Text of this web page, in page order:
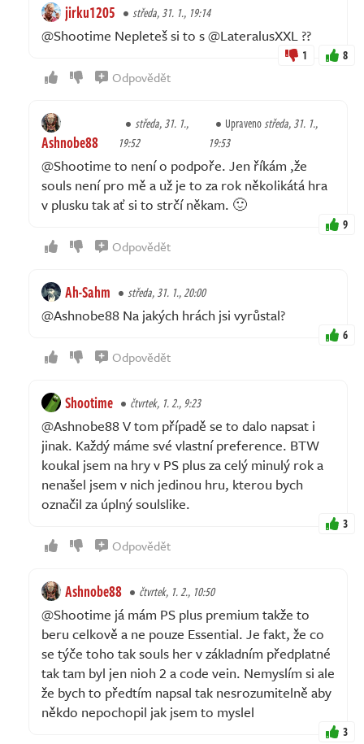
jirku1205 středa, 31. 1., 19:14
@Shootime Nepleteš si to s @LateralusXXL ??
1 8
Odpovědět
Ashnobe88
středa, 31. 1.,
19:52
Upravenostředa, 31. 1.,
19:53
@Shootime to není o podpoře. Jen říkám ,že
souls není pro mě a už je to za rok několikátá hra
v plusku tak ať si to strčí někam. 🙂
9
Odpovědět
Ah-Sahm středa, 31. 1., 20:00
@Ashnobe88 Na jakých hrách jsi vyrůstal?
6
Odpovědět
Shootime čtvrtek, 1. 2., 9:23
@Ashnobe88 V tom případě se to dalo napsat i
jinak. Každý máme své vlastní preference. BTW
koukal jsem na hry v PS plus za celý minulý rok a
nenašel jsem v nich jedinou hru, kterou bych
označil za úplný soulslike.
3
Odpovědět
Ashnobe88 čtvrtek, 1. 2., 10:50
@Shootime já mám PS plus premium takže to
beru celkově a ne pouze Essential. Je fakt, že co
se týče toho tak souls her v základním předplatné
tak tam byl jen nioh 2 a code vein. Nemyslím si ale
že bych to předtím napsal tak nesrozumitelně aby
někdo nepochopil jak jsem to myslel
3